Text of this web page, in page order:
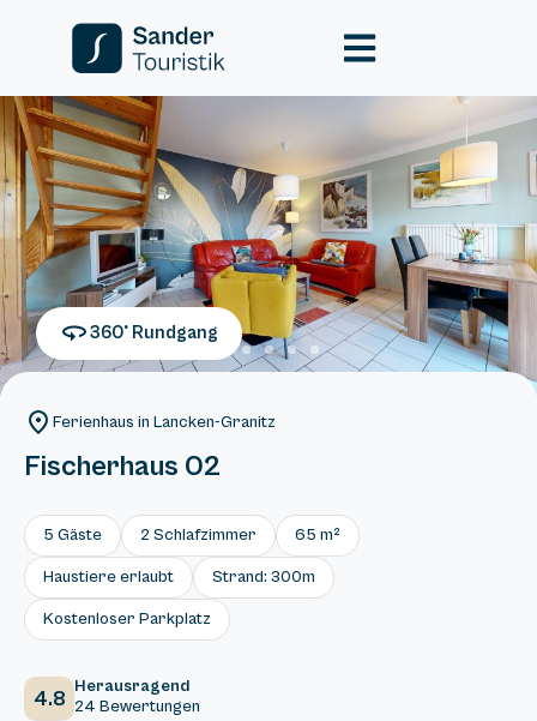
360° Rundgang
Ferienhaus in Lancken-Granitz
Fischerhaus 02
5 Gäste 2 Schlafzimmer 65 m²
Haustiere erlaubt Strand: 300m
Kostenloser Parkplatz
4.8 Herausragend
24 Bewertungen